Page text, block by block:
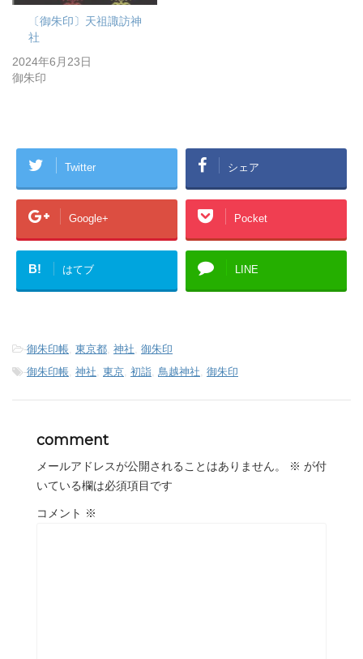
〔御朱印〕天祖諏訪神
社
2024年6月23日
御朱印
Twitter シェア
Google+ Pocket
B! はてブ LINE
-御朱印帳 東京都 神社 御朱印
-御朱印帳 神社 東京 初詣 鳥越神社 御朱印
comment
メールアドレスが公開されることはありません。 ※ が付
いている欄は必須項目です
コメント ※